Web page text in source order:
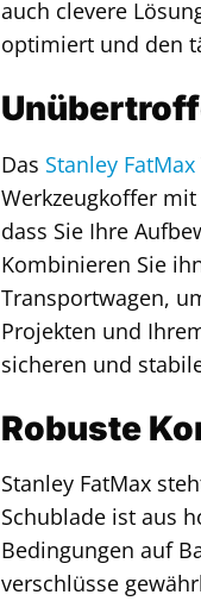
auch clevere
optimiert und den
Das Stanley FatMax
Werkzeugkoffer
dass Sie Ihre
Kombinieren Sie
Transportwagen,
Projekten und
sicheren und
Robuste
Stanley FatMax
Schublade ist aus
Bedingungen auf
verschlüsse